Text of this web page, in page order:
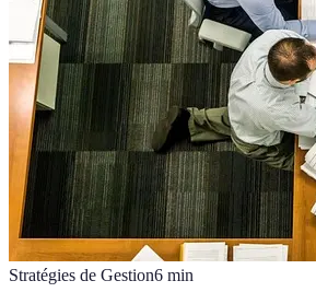
Stratégies de Gestion6 min